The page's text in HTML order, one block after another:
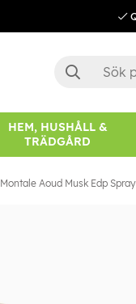
HEM, HUSHÅLL &
TRÄDGÅRD
Montale Aoud Musk Edp Spray